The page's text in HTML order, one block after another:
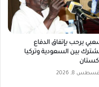
يرحب بإتفاق الدفاع
بين السعودية وتركيا
8, 2026